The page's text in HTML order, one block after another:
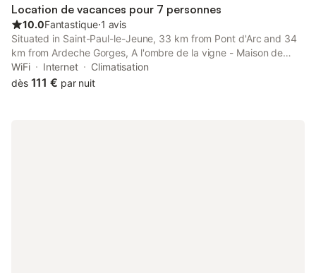
Location de vacances pour 7 personnes
10.0Fantastique⋅1 avis
Situated in Saint-Paul-le-Jeune, 33 km from Pont d'Arc and 34
km from Ardeche Gorges, A l'ombre de la vigne - Maison de
famille en Ardèche méridionale features air-conditioned
accommodation with a balcony and free WiFi.
WiFi Internet
Climatisation
dès 111 € par nuit